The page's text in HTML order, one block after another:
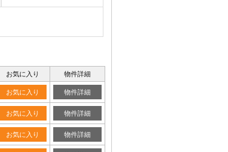
お気に入り 物件詳細
お気に入り 物件詳細
お気に入り 物件詳細
お気に入り 物件詳細